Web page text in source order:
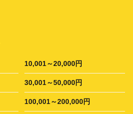
10,001～20,000円
30,001～50,000円
100,001～200,000円